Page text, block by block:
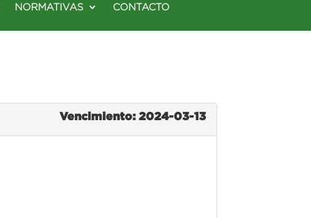
NORMATIVAS CONTACTO
Vencimiento: 2024-03-13